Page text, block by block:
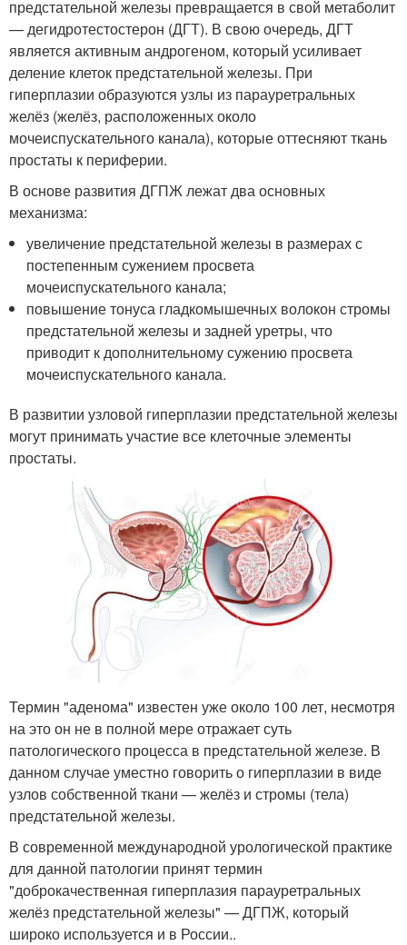
предстательной железы превращается в свой метаболит
— дегидротестостерон (ДГТ). В свою очередь, ДГТ
является активным андрогеном, который усиливает
деление клеток предстательной железы. При
гиперплазии образуются узлы из парауретральных
желёз (желёз, расположенных около
мочеиспускательного канала), которые оттесняют ткань
простаты к периферии.
В основе развития ДГПЖ лежат два основных
механизма:
увеличение предстательной железы в размерах с
постепенным сужением просвета
мочеиспускательного канала;
повышение тонуса гладкомышечных волокон стромы
предстательной железы и задней уретры, что
приводит к дополнительному сужению просвета
мочеиспускательного канала.
В развитии узловой гиперплазии предстательной железы
могут принимать участие все клеточные элементы
простаты.
Термин "аденома" известен уже около 100 лет, несмотря
на это он не в полной мере отражает суть
патологического процесса в предстательной железе. В
данном случае уместно говорить о гиперплазии в виде
узлов собственной ткани — желёз и стромы (тела)
предстательной железы.
В современной международной урологической практике
для данной патологии принят термин
"доброкачественная гиперплазия парауретральных
желёз предстательной железы" — ДГПЖ, который
широко используется и в России..